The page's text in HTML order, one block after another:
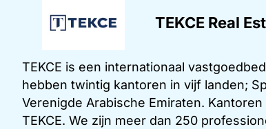
TEKCE Real
TEKCE is een internationaal
hebben twintig kantoren in vijf landen;
Verenigde Arabische Emiraten.
TEKCE. We zijn meer dan 250